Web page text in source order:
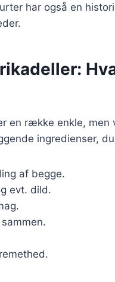
har også en
en række enkle, men
ingredienser,
af begge.
evt. dild.